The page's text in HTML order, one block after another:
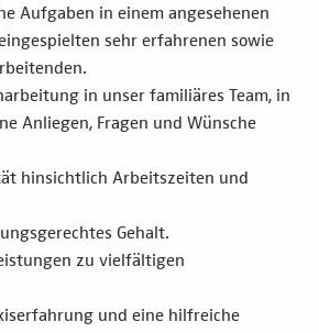
Aufgaben in einem angesehenen
sehr erfahrenen sowie
in unser familiäres Team, in
Anliegen, Fragen und Wünsche
hinsichtlich Arbeitszeiten und
Gehalt.
zu vielfältigen
und eine hilfreiche